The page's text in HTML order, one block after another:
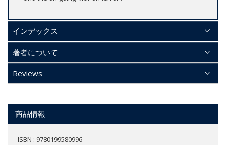
インデックス
著者について
Reviews
商品情報
ISBN : 9780199580996